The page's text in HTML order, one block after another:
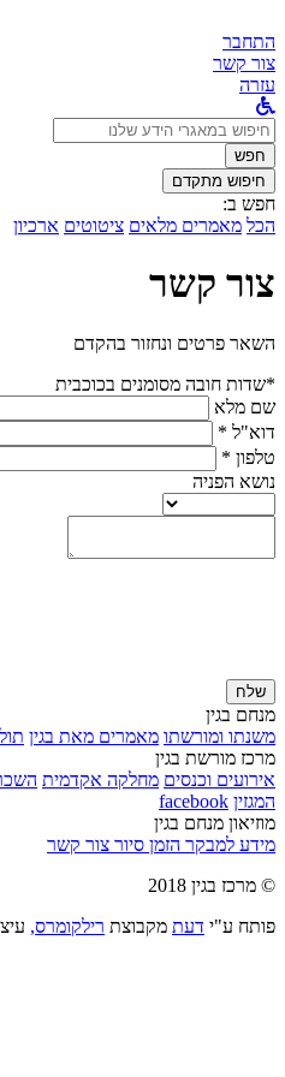
התחבר
צור קשר
עזרה
לחפש
ב:חפש
חיפוש מתקדם
חפש ב:
הכל מאמרים מלאים ציטוטים ארכיון
צור קשר
השאר פרטים ונחזור בהקדם
*שדות חובה מסומנים בכוכבית
שם מלא
דוא"ל *
טלפון *
נושא הפניה
שלח
מנחם בגין
משנתו ומורשתו מאמרים מאת בגין
מרכז מורשת בגין
אירועים וכנסים מחלקה אקדמית
המגזין facebook
מוזיאון מנחם בגין
מידע למבקר הזמן סיור צור קשר
© מרכז בגין 2018
פותח ע"י דעת מקבוצת רילקומרס,